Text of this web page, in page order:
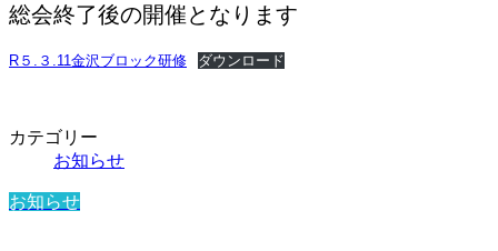
総会終了後の開催となります
R５.３.11金沢ブロック研修 ダウンロード
カテゴリー
お知らせ
お知らせ